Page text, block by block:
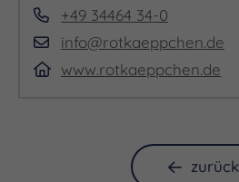
Wir freuen uns auf euch!
+49 34464 34-0
info@rotkaeppchen.de
www.rotkaeppchen.de
zurück